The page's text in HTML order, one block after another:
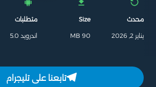
محدث
يناير 2, 2026
Size
90 MB
متطلبات
اندرويد 5.0
تابعنا على تليجرام